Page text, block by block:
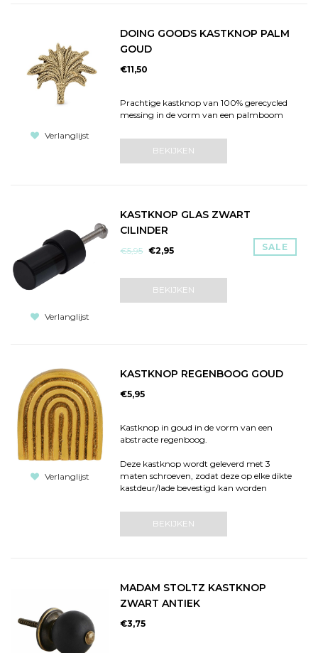
Verlanglijst
DOING GOODS KASTKNOP PALM
GOUD
€11,50
Prachtige kastknop van 100% gerecycled
messing in de vorm van een palmboom
BEKIJKEN
Verlanglijst
KASTKNOP GLAS ZWART
CILINDER
SALE
€5,95 €2,95
BEKIJKEN
Verlanglijst
KASTKNOP REGENBOOG GOUD
€5,95
Kastknop in goud in de vorm van een
abstracte regenboog.
Deze kastknop wordt geleverd met 3
maten schroeven, zodat deze op elke dikte
kastdeur/lade bevestigd kan worden
BEKIJKEN
MADAM STOLTZ KASTKNOP
ZWART ANTIEK
€3,75